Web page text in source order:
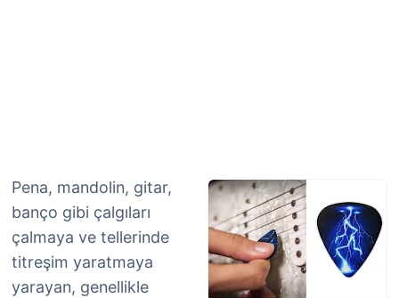
Pena, mandolin, gitar,
banço gibi çalgıları
çalmaya ve tellerinde
titreşim yaratmaya
yarayan, genellikle